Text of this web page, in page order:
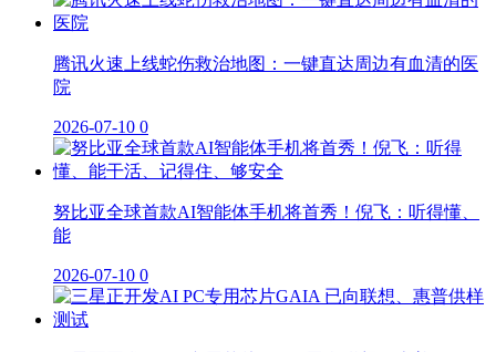
腾讯火速上线蛇伤救治地图：一键直达周边有血清的医
院
2026-07-10 0
努比亚全球首款AI智能体手机将首秀！倪飞：听得懂、
能
2026-07-10 0